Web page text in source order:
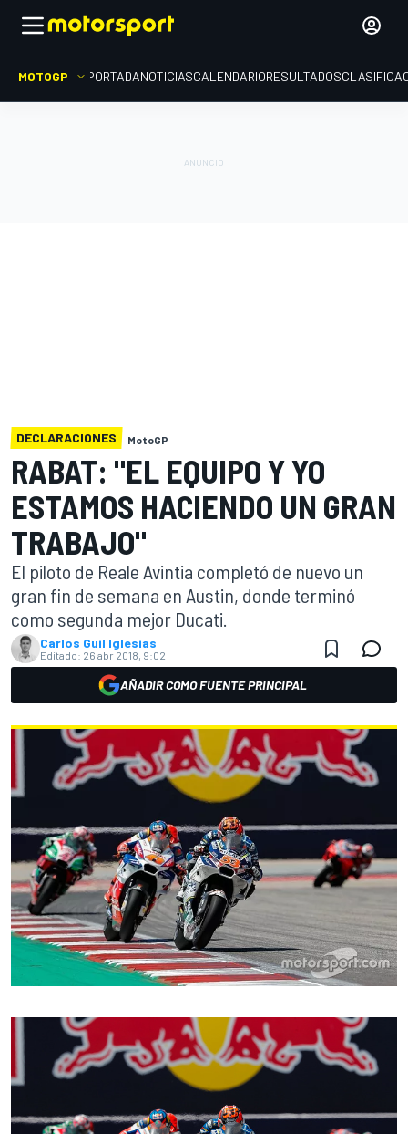
MOTOGP PORTADANOTICIASCALENDARIORESULTADOS
DECLARACIONES MotoGP
RABAT: "EL EQUIPO Y YO
ESTAMOS HACIENDO UN GRAN
TRABAJO"
El piloto de Reale Avintia completó de nuevo un
gran fin de semana en Austin, donde terminó
como segunda mejor Ducati.
Carlos Guil Iglesias
Editado: 26 abr 2018, 9:02
AÑADIR COMO FUENTE PRINCIPAL